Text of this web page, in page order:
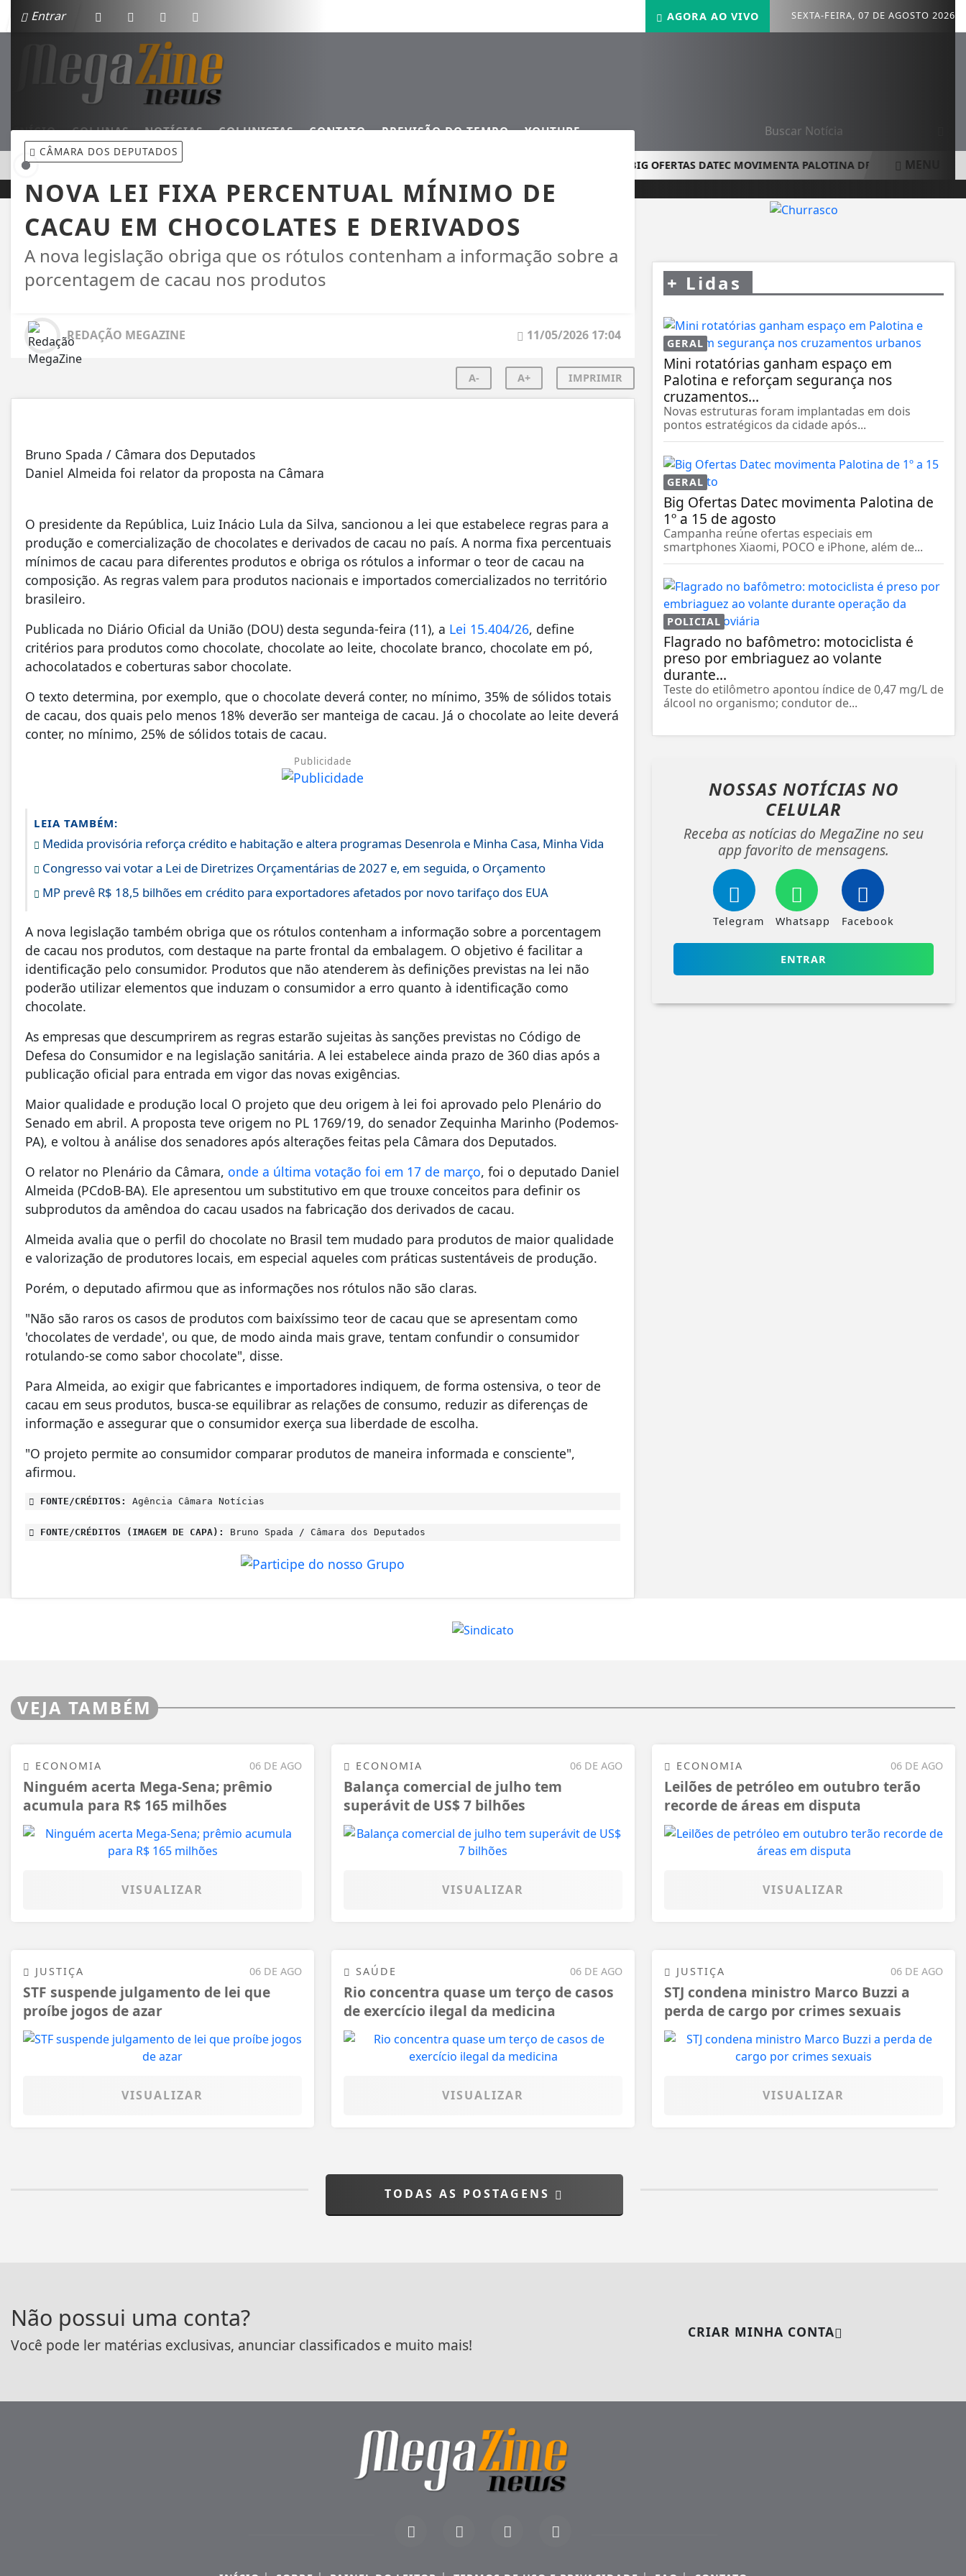
Entrar SEXTA-FEIRA, 07 DE AGOSTO 2026
AGORA AO VIVO
INÍCIO COLUNAS NOTÍCIAS COLUNISTAS CONTATO PREVISÃO DO TEMPO YOUTUBE
MINI ROTATÓRIAS GANHAM ESPAÇO EM PALOTINA E REFORÇAM SEGURANÇA NOS CRUZAMENTOS URBANOS BIG OFERTAS DATEC MOVIMENTA PALOTINA DE 1º A 15 DE AGOSTO
EM ALTA MENU
CÂMARA DOS DEPUTADOS
NOVA LEI FIXA PERCENTUAL MÍNIMO DE
CACAU EM CHOCOLATES E DERIVADOS
A nova legislação obriga que os rótulos contenham a informação sobre a
porcentagem de cacau nos produtos
REDAÇÃO MEGAZINE 11/05/2026 17:04
A- A+ IMPRIMIR
Bruno Spada / Câmara dos Deputados
Daniel Almeida foi relator da proposta na Câmara
O presidente da República, Luiz Inácio Lula da Silva, sancionou a lei que estabelece regras para a
produção e comercialização de chocolates e derivados de cacau no país. A norma fixa percentuais
mínimos de cacau para diferentes produtos e obriga os rótulos a informar o teor de cacau na
composição. As regras valem para produtos nacionais e importados comercializados no território
brasileiro.
Publicada no Diário Oficial da União (DOU) desta segunda-feira (11), a Lei 15.404/26, define
critérios para produtos como chocolate, chocolate ao leite, chocolate branco, chocolate em pó,
achocolatados e coberturas sabor chocolate.
O texto determina, por exemplo, que o chocolate deverá conter, no mínimo, 35% de sólidos totais
de cacau, dos quais pelo menos 18% deverão ser manteiga de cacau. Já o chocolate ao leite deverá
conter, no mínimo, 25% de sólidos totais de cacau.
Publicidade
LEIA TAMBÉM:
Medida provisória reforça crédito e habitação e altera programas Desenrola e Minha Casa, Minha Vida
Congresso vai votar a Lei de Diretrizes Orçamentárias de 2027 e, em seguida, o Orçamento
MP prevê R$ 18,5 bilhões em crédito para exportadores afetados por novo tarifaço dos EUA
A nova legislação também obriga que os rótulos contenham a informação sobre a porcentagem
de cacau nos produtos, com destaque na parte frontal da embalagem. O objetivo é facilitar a
identificação pelo consumidor. Produtos que não atenderem às definições previstas na lei não
poderão utilizar elementos que induzam o consumidor a erro quanto à identificação como
chocolate.
As empresas que descumprirem as regras estarão sujeitas às sanções previstas no Código de
Defesa do Consumidor e na legislação sanitária. A lei estabelece ainda prazo de 360 dias após a
publicação oficial para entrada em vigor das novas exigências.
Maior qualidade e produção local O projeto que deu origem à lei foi aprovado pelo Plenário do
Senado em abril. A proposta teve origem no PL 1769/19, do senador Zequinha Marinho (Podemos-
PA), e voltou à análise dos senadores após alterações feitas pela Câmara dos Deputados.
O relator no Plenário da Câmara, onde a última votação foi em 17 de março, foi o deputado Daniel
Almeida (PCdoB-BA). Ele apresentou um substitutivo em que trouxe conceitos para definir os
subprodutos da amêndoa do cacau usados na fabricação dos derivados de cacau.
Almeida avalia que o perfil do chocolate no Brasil tem mudado para produtos de maior qualidade
e valorização de produtores locais, em especial aqueles com práticas sustentáveis de produção.
Porém, o deputado afirmou que as informações nos rótulos não são claras.
"Não são raros os casos de produtos com baixíssimo teor de cacau que se apresentam como
'chocolates de verdade', ou que, de modo ainda mais grave, tentam confundir o consumidor
rotulando-se como sabor chocolate", disse.
Para Almeida, ao exigir que fabricantes e importadores indiquem, de forma ostensiva, o teor de
cacau em seus produtos, busca-se equilibrar as relações de consumo, reduzir as diferenças de
informação e assegurar que o consumidor exerça sua liberdade de escolha.
"O projeto permite ao consumidor comparar produtos de maneira informada e consciente",
afirmou.
FONTE/CRÉDITOS: Agência Câmara Notícias
FONTE/CRÉDITOS (IMAGEM DE CAPA): Bruno Spada / Câmara dos Deputados
+ Lidas
GERAL
Mini rotatórias ganham espaço em
Palotina e reforçam segurança nos
cruzamentos...
Novas estruturas foram implantadas em dois
pontos estratégicos da cidade após...
GERAL
Big Ofertas Datec movimenta Palotina de
1º a 15 de agosto
Campanha reúne ofertas especiais em
smartphones Xiaomi, POCO e iPhone, além de...
POLICIAL
Flagrado no bafômetro: motociclista é
preso por embriaguez ao volante
durante...
Teste do etilômetro apontou índice de 0,47 mg/L de
álcool no organismo; condutor de...
NOSSAS NOTÍCIAS NO
CELULAR
Receba as notícias do MegaZine no seu
app favorito de mensagens.
Telegram Whatsapp Facebook
ENTRAR
VEJA TAMBÉM
06 DE AGO
ECONOMIA
Ninguém acerta Mega-Sena; prêmio
acumula para R$ 165 milhões
VISUALIZAR
06 DE AGO
ECONOMIA
Balança comercial de julho tem
superávit de US$ 7 bilhões
VISUALIZAR
06 DE AGO
ECONOMIA
Leilões de petróleo em outubro terão
recorde de áreas em disputa
VISUALIZAR
06 DE AGO
JUSTIÇA
STF suspende julgamento de lei que
proíbe jogos de azar
VISUALIZAR
06 DE AGO
SAÚDE
Rio concentra quase um terço de casos
de exercício ilegal da medicina
VISUALIZAR
06 DE AGO
JUSTIÇA
STJ condena ministro Marco Buzzi a
perda de cargo por crimes sexuais
VISUALIZAR
TODAS AS POSTAGENS
Não possui uma conta?
Você pode ler matérias exclusivas, anunciar classificados e muito mais!
CRIAR MINHA CONTA